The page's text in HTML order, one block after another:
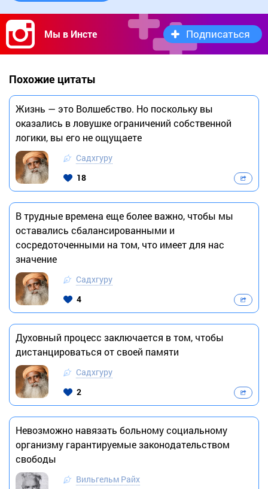
Мы в Инсте Подписаться
Похожие цитаты
Жизнь — это Волшебство. Но поскольку вы
оказались в ловушке ограничений собственной
логики, вы его не ощущаете
Садхгуру
18
В трудные времена еще более важно, чтобы мы
оставались сбалансированными и
сосредоточенными на том, что имеет для нас
значение
Садхгуру
4
Духовный процесс заключается в том, чтобы
дистанцироваться от своей памяти
Садхгуру
2
Невозможно навязать больному социальному
организму гарантируемые законодательством
свободы
Вильгельм Райх